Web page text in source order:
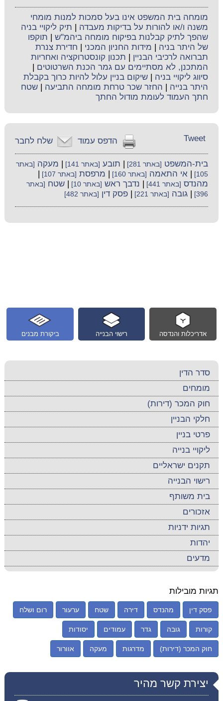
מומחה בית המשפט אינו בעל סמכות למנות מומחי
משנה ו/או להורות על בדיקות מעבדה
תיק ליקויי בניה
שהפך לתיק קבלנות בפיקוח מומחה ביהמ"ש
תוקפו
של היתר בניה
מידות החניון המכני
חדירת צנרת
תברואה לרכיבי הבניין
תכנון קונסטרוקציה ואחריות
המתכנן, לא מסתיימים עם גמר הכנת השרטוטים
סיווג ליקויי בניה |שיקום בניין עלול להיות כרוך בקבלת
היתר בנייה
החזר שכר טרחת מומחה התביעה |שטח
חתך העמוד לעומת מודול החתך
שלח לחבר הדפס עמוד Tweet
בית-המשפט [באתר 281] תובע [באתר 141] מעקה [באתר
105]
|אי התאמה [באתר 160] מרפסת [באתר 107]
מהנדס [באתר 441] נדבך ראש [באתר 10] |שטח [באתר
396]
|גובה [באתר 221] |פסק דין [באתר 482]
ביקורת מבנים רישוי הבנייה אדריכלות והנדסה
סדר הדין
מומחים
חוק המכר (דירות)
חלקי הבניין
פרטי בניין
ליקויי בנייה
תקנים ישראליים
רישוי הבנייה
בית משותף
אזכורים
תגיות ידניות
יהדות
מדעים
תגיות מובילות
פסק דין מהנדס דירה שטח ערעור רום ושלח
קורות גובה גדר עמודים יסודות
חוק המכר (דירות) מדרגות מעקה אוורור
יצירת קשר מהיר